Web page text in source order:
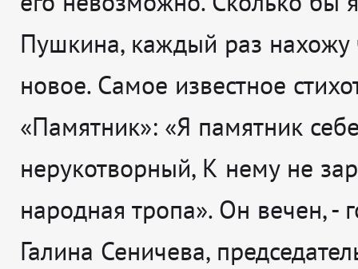
Пушкина, каждый раз нахожу
новое. Самое известное
«Памятник»: «Я памятник
нерукотворный, К нему не
народная тропа». Он вечен,-
Галина Сеничева,